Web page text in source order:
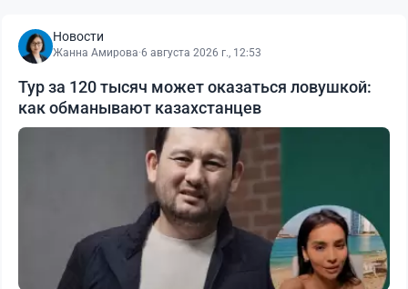
Новости
Жанна Амирова·6 августа 2026 г., 12:53
Тур за 120 тысяч может оказаться ловушкой:
как обманывают казахстанцев